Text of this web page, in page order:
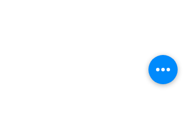
Calle Campeche Mza. 42 Lte 29,
Torres de Kalá. CP 24085 Francisco
de Campeche, Campeche, México.